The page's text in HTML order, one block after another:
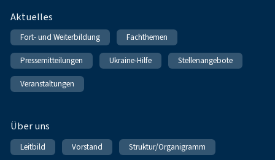
Fußnavigation
Aktuelles
Fort- und Weiterbildung Fachthemen
Pressemitteilungen Ukraine-Hilfe Stellenangebote
Veranstaltungen
Über uns
Leitbild Vorstand Struktur/Organigramm